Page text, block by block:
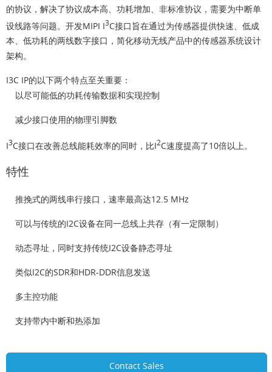
的协议，解决了协议成本高、功耗增加、非标准协议，需要为中断单
设线路等问题。开发MIPI I3C接口旨在通过为传感器提供快速、低成
本、低功耗的两线数字接口，简化移动无线产品中的传感器系统设计
架构。
I3C IP的以下两个特点至关重要：
以尽可能低的功耗传输数据和实现控制
减少接口使用的物理引脚数
I3C接口在改善总线能耗效率的同时，比I2C速度提高了10倍以上。
特性
推挽式的两线串行接口，速率最高达12.5 MHz
可以与传统的I2C设备在同一总线上共存（有一定限制）
动态寻址，同时支持传统I2C设备静态寻址
类似I2C的SDR和HDR-DDR信息发送
多主控功能
支持带内中断和热添加
Contact Sales